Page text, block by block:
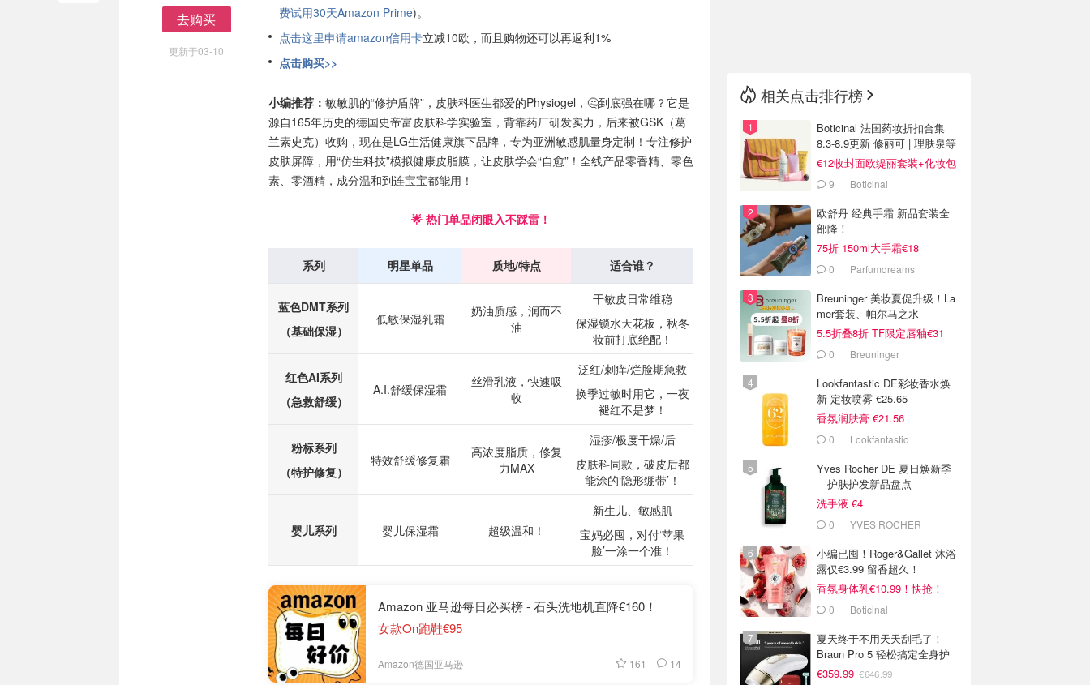
去购买
更新于03-10
费试用30天Amazon Prime)。
点击这里申请amazon信用卡立减10欧，而且购物还可以再返利1%
点击购买>>
小编推荐： 敏敏肌的“修护盾牌”，皮肤科医生都爱的Physiogel，🤔到底强在哪？它是
源自165年历史的德国史帝富皮肤科学实验室，背靠药厂研发实力，后来被GSK（葛
兰素史克）收购，现在是LG生活健康旗下品牌，专为亚洲敏感肌量身定制！专注修护
皮肤屏障，用“仿生科技”模拟健康皮脂膜，让皮肤学会“自愈”！全线产品零香精、零色
素、零酒精，成分温和到连宝宝都能用！
🌟 热门单品闭眼入不踩雷！
系列 明星单品 质地/特点 适合谁？
蓝色DMT系列
（基础保湿）
低敏保湿乳霜
奶油质感，润而不
油
干敏皮日常维稳
保湿锁水天花板，秋冬
妆前打底绝配！
红色AI系列
（急救舒缓）
A.I.舒缓保湿霜
丝滑乳液，快速吸
收
泛红/刺痒/烂脸期急救
换季过敏时用它，一夜
褪红不是梦！
粉标系列
（特护修复）
特效舒缓修复霜
高浓度脂质，修复
力MAX
湿疹/极度干燥/后
皮肤科同款，破皮后都
能涂的‘隐形绷带’！
婴儿系列 婴儿保湿霜 超级温和！
新生儿、敏感肌
宝妈必囤，对付‘苹果
脸’一涂一个准！
Amazon 亚马逊每日必买榜 - 石头洗地机直降€160！
女款On跑鞋€95
Amazon德国亚马逊 161 14
相关点击排行榜
Boticinal 法国药妆折扣合集
8.3-8.9更新 修丽可 | 理肤泉等
€12收封面欧缇丽套装+化妆包
9 Boticinal
欧舒丹 经典手霜 新品套装全
部降！
75折 150ml大手霜€18
0 Parfumdreams
Breuninger 美妆夏促升级！La
mer套装、帕尔马之水
5.5折叠8折 TF限定唇釉€31
0 Breuninger
Lookfantastic DE彩妆香水焕
新 定妆喷雾 €25.65
香氛润肤膏 €21.56
0 Lookfantastic
Yves Rocher DE 夏日焕新季
｜护肤护发新品盘点
洗手液 €4
0 YVES ROCHER
小编已囤！Roger&Gallet 沐浴
露仅€3.99 留香超久！
香氛身体乳€10.99！快抢！
0 Boticinal
夏天终于不用天天刮毛了！
Braun Pro 5 轻松搞定全身护
理
€359.99 €646.99